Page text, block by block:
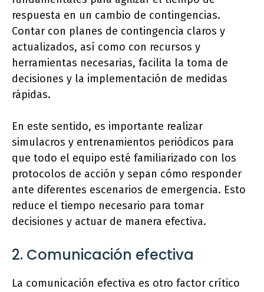
respuesta en un cambio de contingencias.
Contar con planes de contingencia claros y
actualizados, así como con recursos y
herramientas necesarias, facilita la toma de
decisiones y la implementación de medidas
rápidas.
En este sentido, es importante realizar
simulacros y entrenamientos periódicos para
que todo el equipo esté familiarizado con los
protocolos de acción y sepan cómo responder
ante diferentes escenarios de emergencia. Esto
reduce el tiempo necesario para tomar
decisiones y actuar de manera efectiva.
2. Comunicación efectiva
La comunicación efectiva es otro factor crítico